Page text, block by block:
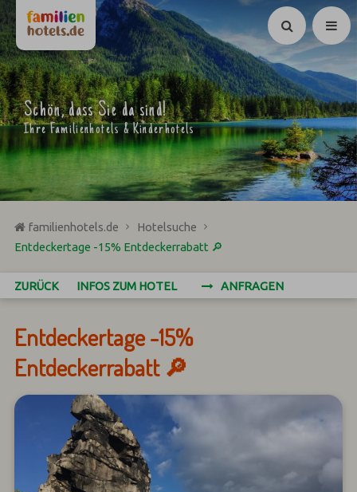
Suchen
Schön, dass Sie da sind!
Ihre Familienhotels & Kinderhotels
familienhotels.de
Hotelsuche
Entdeckertage -15% Entdeckerrabatt 🔎
ZURÜCK INFOS ZUM HOTEL ANFRAGEN
Entdeckertage -15%
Entdeckerrabatt 🔎